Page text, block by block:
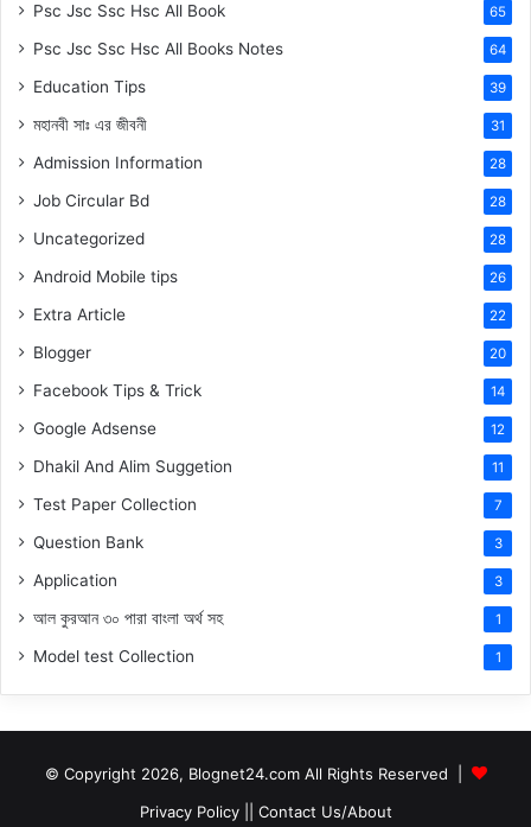
Psc Jsc Ssc Hsc All Book 65
Psc Jsc Ssc Hsc All Books Notes 64
Education Tips 39
মহানবী সাঃ এর জীবনী 31
Admission Information 28
Job Circular Bd 28
Uncategorized 28
Android Mobile tips 26
Extra Article 22
Blogger 20
Facebook Tips & Trick 14
Google Adsense 12
Dhakil And Alim Suggetion 11
Test Paper Collection 7
Question Bank 3
Application 3
আল কুরআন ৩০ পারা বাংলা অর্থ সহ 1
Model test Collection 1
© Copyright 2026, Blognet24.com All Rights Reserved |
Privacy Policy|| Contact Us/About